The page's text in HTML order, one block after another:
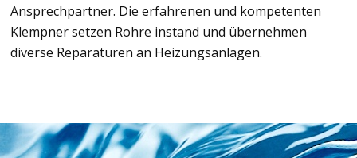
Ansprechpartner. Die erfahrenen und kompetenten
Klempner setzen Rohre instand und übernehmen
diverse Reparaturen an Heizungsanlagen.